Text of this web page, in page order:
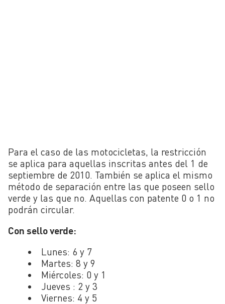
Para el caso de las motocicletas, la restricción
se aplica para aquellas inscritas antes del 1 de
septiembre de 2010. También se aplica el mismo
método de separación entre las que poseen sello
verde y las que no. Aquellas con patente 0 o 1 no
podrán circular.
Con sello verde:
Lunes: 6 y 7
Martes: 8 y 9
Miércoles: 0 y 1
Jueves : 2 y 3
Viernes: 4 y 5